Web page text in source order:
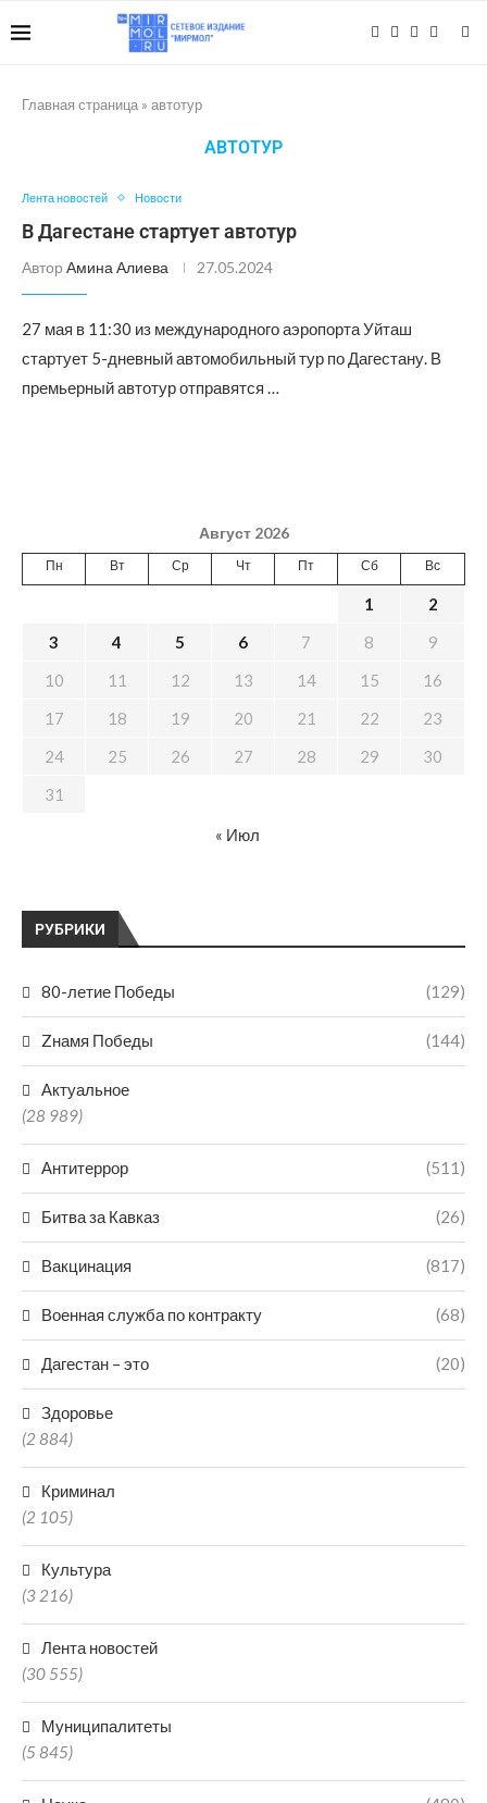
Главная страница » автотур
АВТОТУР
Лента новостей Новости
В Дагестане стартует автотур
Автор Амина Алиева 27.05.2024
27 мая в 11:30 из международного аэропорта Уйташ
стартует 5-дневный автомобильный тур по Дагестану. В
премьерный автотур отправятся …
РУБРИКИ
80-летие Победы (129)
Zнамя Победы (144)
Актуальное
(28 989)
Антитеррор (511)
Битва за Кавказ (26)
Вакцинация (817)
Военная служба по контракту (68)
Дагестан – это (20)
Здоровье
(2 884)
Криминал
(2 105)
Культура
(3 216)
Лента новостей
(30 555)
Муниципалитеты
(5 845)
Август 2026
Пн Вт Ср Чт Пт Сб Вс
1
2
3
4 5 6 7 8
9
10
11 12 13 14 15
16
17
18 19 20 21 22
23
24
25 26 27 28 29
30
31
« Июл